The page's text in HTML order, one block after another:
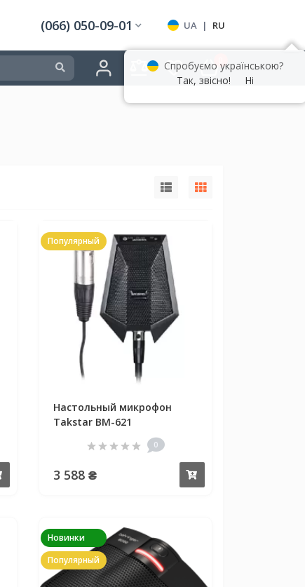
(066) 050-09-01 UA | RU
Популярный
Настольный микрофон
Takstar BM-621
0
3 588 ₴
Новинки
Популярный
Спробуємо українською?
Так, звісно!
Ні